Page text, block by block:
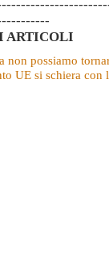
ARTICOLI
non possiamo
UE si schiera con